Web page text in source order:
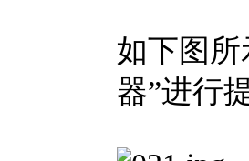
如下图
器”进行